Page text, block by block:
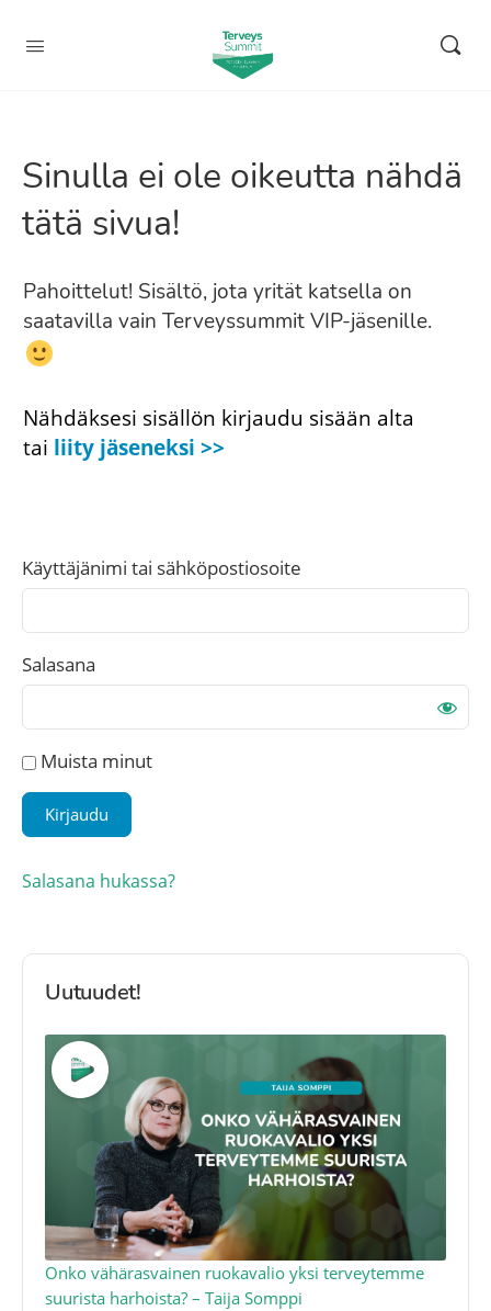
Sinulla ei ole oikeutta nähdä
tätä sivua!
Pahoittelut! Sisältö, jota yrität katsella on
saatavilla vain Terveyssummit VIP-jäsenille.
Nähdäksesi sisällön kirjaudu sisään alta
tai liity jäseneksi >>
Käyttäjänimi tai sähköpostiosoite
Salasana
Muista minut
Salasana hukassa?
Uutuudet!
Onko vähärasvainen ruokavalio yksi terveytemme
suurista harhoista? – Taija Somppi